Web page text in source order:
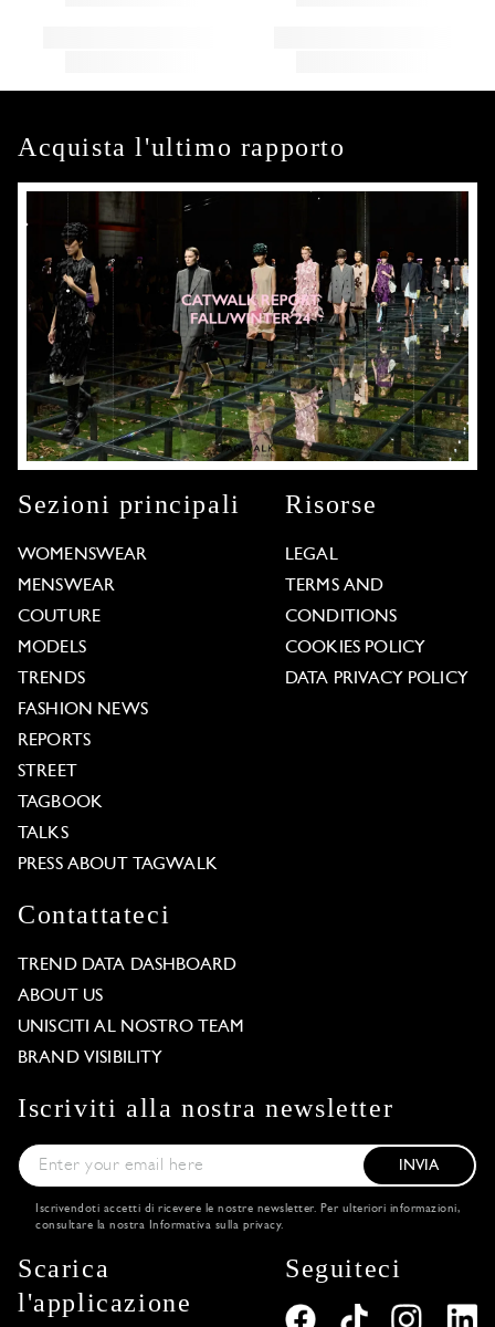
Acquista l'ultimo rapporto
Sezioni principali
WOMENSWEAR
MENSWEAR
COUTURE
MODELS
TRENDS
FASHION NEWS
REPORTS
STREET
TAGBOOK
TALKS
PRESS ABOUT TAGWALK
Risorse
LEGAL
TERMS AND
CONDITIONS
COOKIES POLICY
DATA PRIVACY POLICY
Contattateci
TREND DATA DASHBOARD
ABOUT US
UNISCITI AL NOSTRO TEAM
BRAND VISIBILITY
Iscriviti alla nostra newsletter
INVIA
Iscrivendoti accetti di ricevere le nostre newsletter. Per ulteriori informazioni,
consultare la nostra
Informativa sulla privacy.
Scarica
l'applicazione
Seguiteci